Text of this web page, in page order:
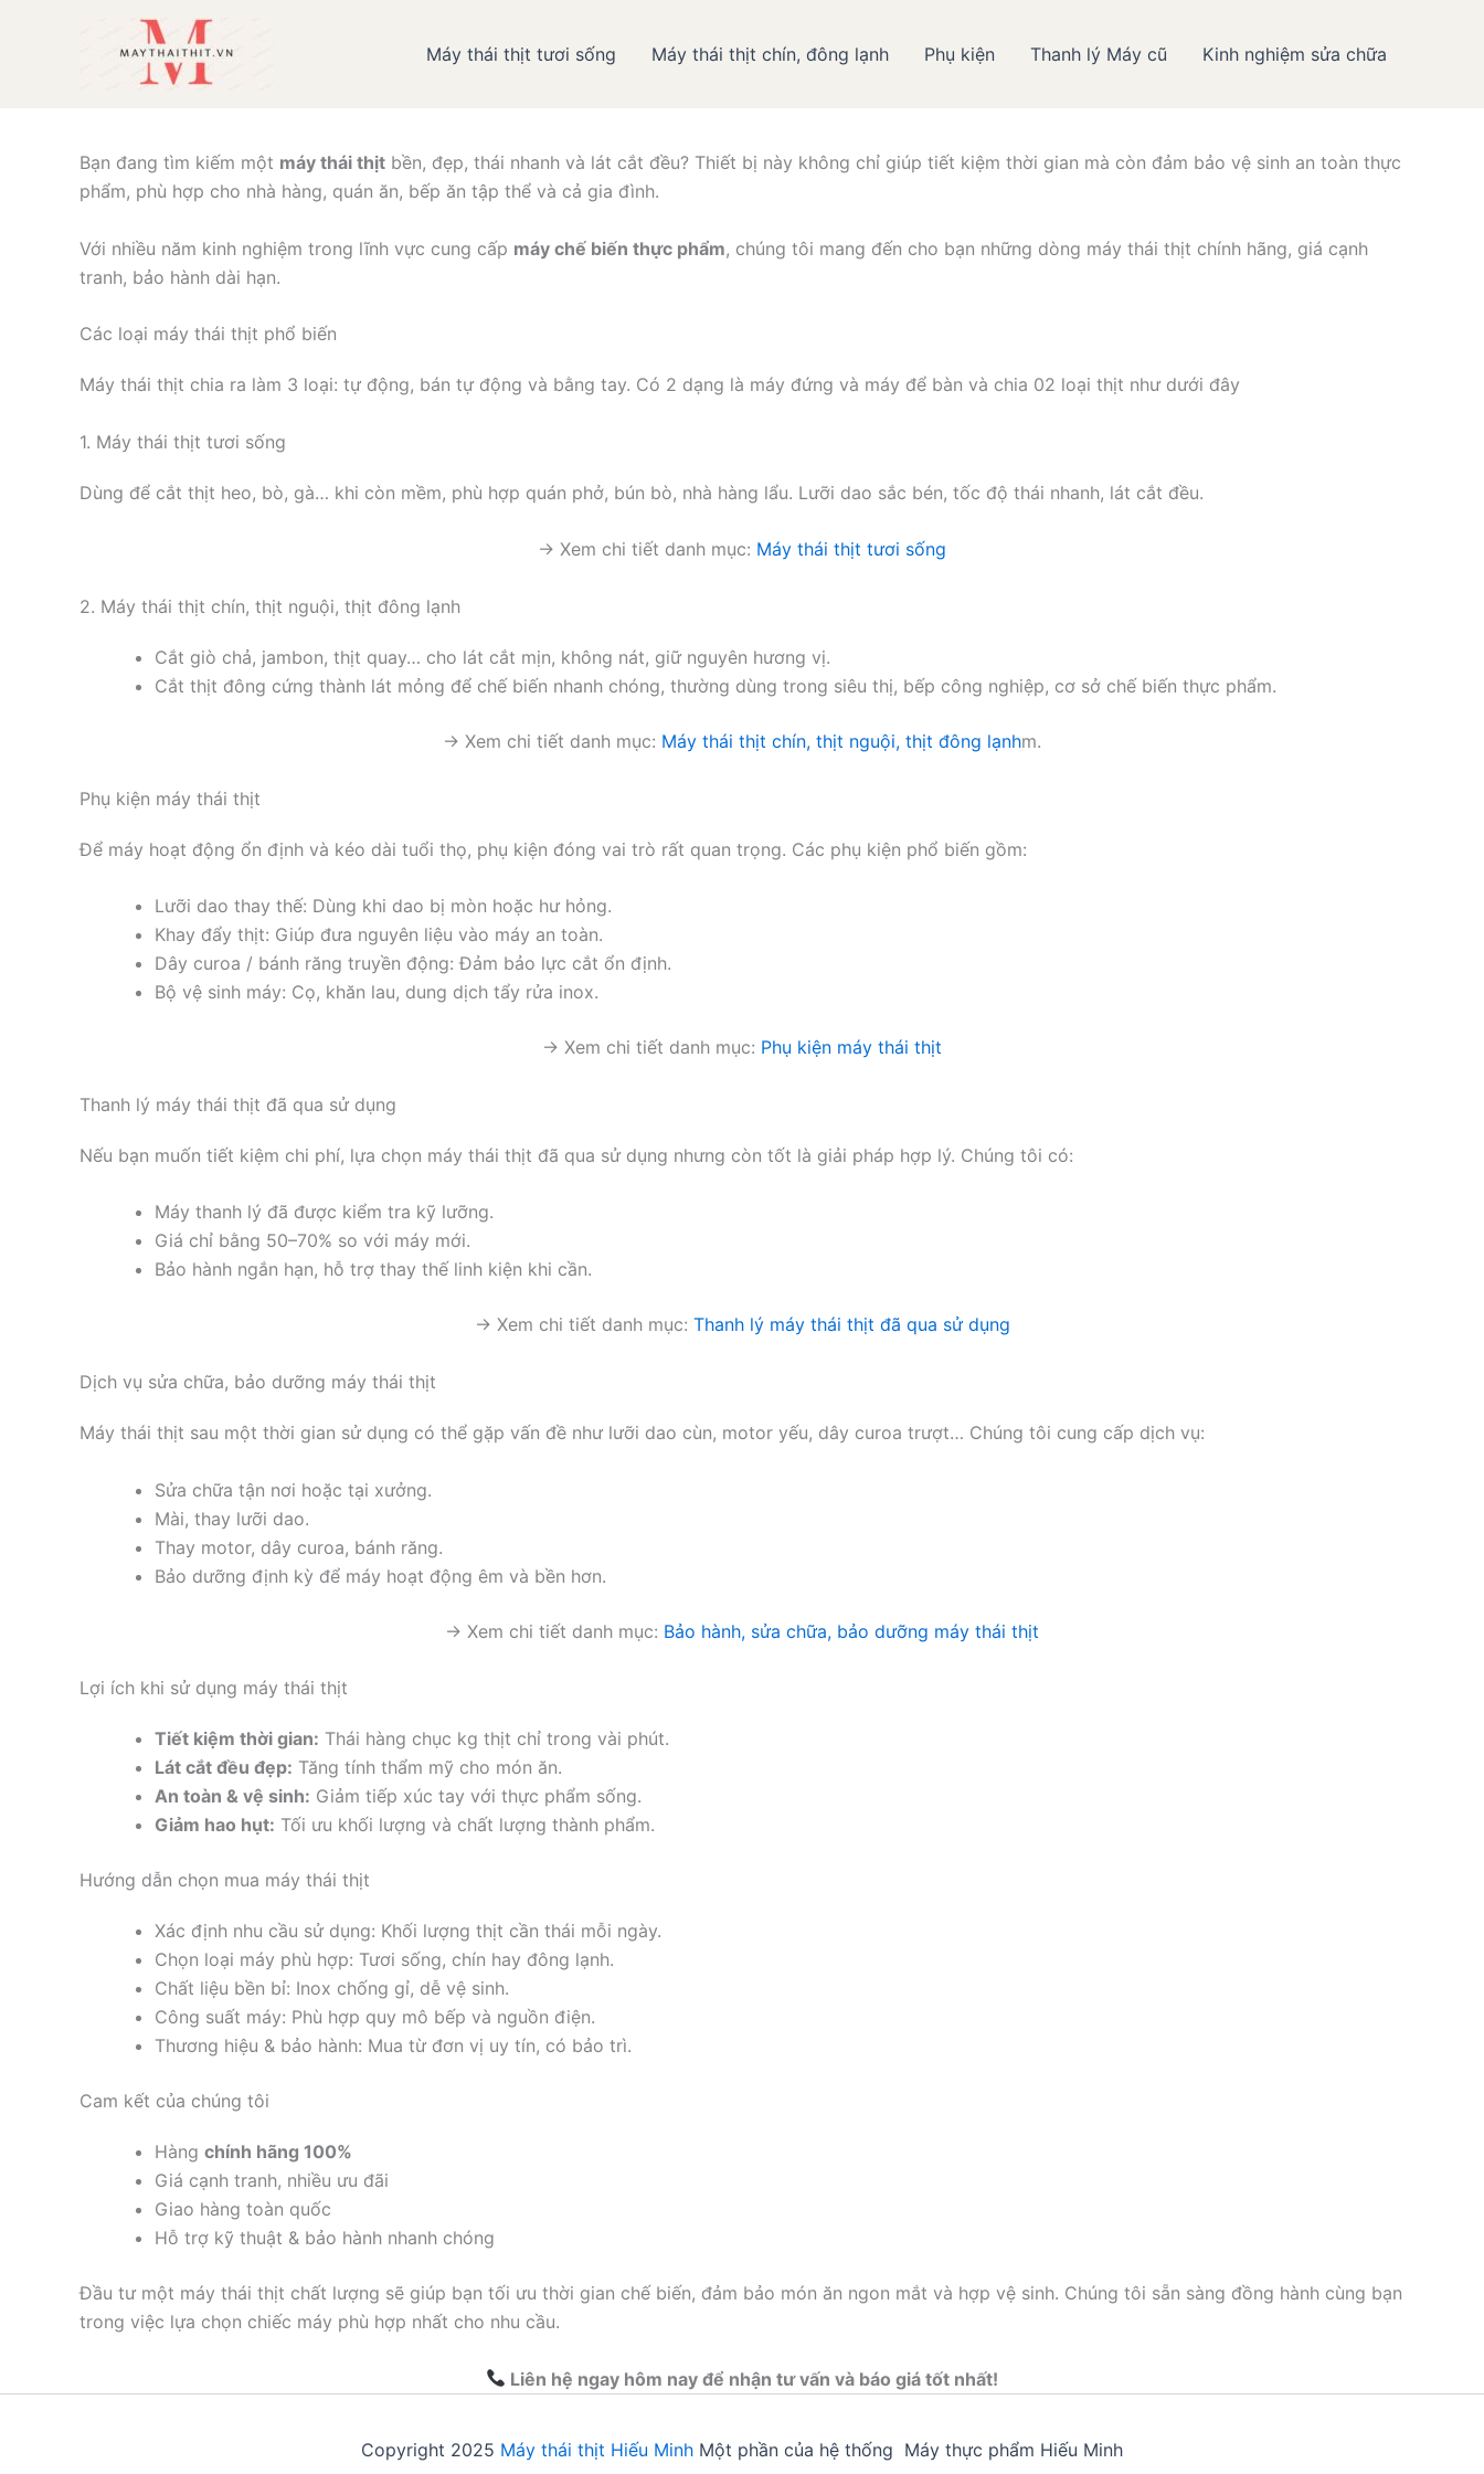
Máy thái thịt tươi sống Máy thái thịt chín, đông lạnh Phụ kiện Thanh lý Máy cũ Kinh nghiệm sửa chữa
Giới thiệu các loại Máy thái thịt và Hãng máy thực phẩm Hiếu Minh
Bạn đang tìm kiếm một máy thái thịt bền, đẹp, thái nhanh và lát cắt đều? Thiết bị này không chỉ giúp tiết kiệm thời gian mà còn đảm bảo vệ sinh an toàn thực
phẩm, phù hợp cho nhà hàng, quán ăn, bếp ăn tập thể và cả gia đình.
Với nhiều năm kinh nghiệm trong lĩnh vực cung cấp máy chế biến thực phẩm, chúng tôi mang đến cho bạn những dòng máy thái thịt chính hãng, giá cạnh
tranh, bảo hành dài hạn.
Các loại máy thái thịt phổ biến
Máy thái thịt chia ra làm 3 loại: tự động, bán tự động và bằng tay. Có 2 dạng là máy đứng và máy để bàn và chia 02 loại thịt như dưới đây
1. Máy thái thịt tươi sống
Dùng để cắt thịt heo, bò, gà… khi còn mềm, phù hợp quán phở, bún bò, nhà hàng lẩu. Lưỡi dao sắc bén, tốc độ thái nhanh, lát cắt đều.
→ Xem chi tiết danh mục: Máy thái thịt tươi sống
2. Máy thái thịt chín, thịt nguội, thịt đông lạnh
Cắt giò chả, jambon, thịt quay… cho lát cắt mịn, không nát, giữ nguyên hương vị.
Cắt thịt đông cứng thành lát mỏng để chế biến nhanh chóng, thường dùng trong siêu thị, bếp công nghiệp, cơ sở chế biến thực phẩm.
→ Xem chi tiết danh mục: Máy thái thịt chín, thịt nguội, thịt đông lạnhm.
Phụ kiện máy thái thịt
Để máy hoạt động ổn định và kéo dài tuổi thọ, phụ kiện đóng vai trò rất quan trọng. Các phụ kiện phổ biến gồm:
Lưỡi dao thay thế: Dùng khi dao bị mòn hoặc hư hỏng.
Khay đẩy thịt: Giúp đưa nguyên liệu vào máy an toàn.
Dây curoa / bánh răng truyền động: Đảm bảo lực cắt ổn định.
Bộ vệ sinh máy: Cọ, khăn lau, dung dịch tẩy rửa inox.
→ Xem chi tiết danh mục: Phụ kiện máy thái thịt
Thanh lý máy thái thịt đã qua sử dụng
Nếu bạn muốn tiết kiệm chi phí, lựa chọn máy thái thịt đã qua sử dụng nhưng còn tốt là giải pháp hợp lý. Chúng tôi có:
Máy thanh lý đã được kiểm tra kỹ lưỡng.
Giá chỉ bằng 50–70% so với máy mới.
Bảo hành ngắn hạn, hỗ trợ thay thế linh kiện khi cần.
→ Xem chi tiết danh mục: Thanh lý máy thái thịt đã qua sử dụng
Dịch vụ sửa chữa, bảo dưỡng máy thái thịt
Máy thái thịt sau một thời gian sử dụng có thể gặp vấn đề như lưỡi dao cùn, motor yếu, dây curoa trượt… Chúng tôi cung cấp dịch vụ:
Sửa chữa tận nơi hoặc tại xưởng.
Mài, thay lưỡi dao.
Thay motor, dây curoa, bánh răng.
Bảo dưỡng định kỳ để máy hoạt động êm và bền hơn.
→ Xem chi tiết danh mục: Bảo hành, sửa chữa, bảo dưỡng máy thái thịt
Lợi ích khi sử dụng máy thái thịt
Tiết kiệm thời gian: Thái hàng chục kg thịt chỉ trong vài phút.
Lát cắt đều đẹp: Tăng tính thẩm mỹ cho món ăn.
An toàn & vệ sinh: Giảm tiếp xúc tay với thực phẩm sống.
Giảm hao hụt: Tối ưu khối lượng và chất lượng thành phẩm.
Hướng dẫn chọn mua máy thái thịt
Xác định nhu cầu sử dụng: Khối lượng thịt cần thái mỗi ngày.
Chọn loại máy phù hợp: Tươi sống, chín hay đông lạnh.
Chất liệu bền bỉ: Inox chống gỉ, dễ vệ sinh.
Công suất máy: Phù hợp quy mô bếp và nguồn điện.
Thương hiệu & bảo hành: Mua từ đơn vị uy tín, có bảo trì.
Cam kết của chúng tôi
Hàng chính hãng 100%
Giá cạnh tranh, nhiều ưu đãi
Giao hàng toàn quốc
Hỗ trợ kỹ thuật & bảo hành nhanh chóng
Đầu tư một máy thái thịt chất lượng sẽ giúp bạn tối ưu thời gian chế biến, đảm bảo món ăn ngon mắt và hợp vệ sinh. Chúng tôi sẵn sàng đồng hành cùng bạn
trong việc lựa chọn chiếc máy phù hợp nhất cho nhu cầu.
Liên hệ ngay hôm nay để nhận tư vấn và báo giá tốt nhất!
Copyright 2025 Máy thái thịt Hiếu Minh Một phần của hệ thống Máy thực phẩm Hiếu Minh